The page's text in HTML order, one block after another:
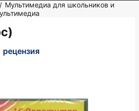
/ Мультимедиа для школьников и
рецензия